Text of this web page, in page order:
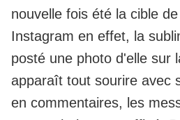
nouvelle fois été la cible
Instagram en effet, la
posté une photo d'elle sur
apparaît tout sourire avec
en commentaires, les